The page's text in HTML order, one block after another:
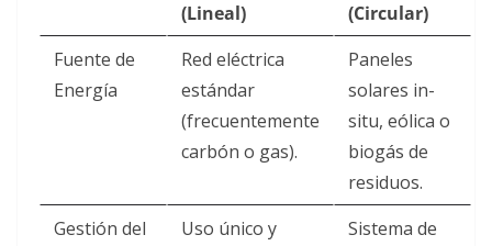
(Lineal)
(Circular)
Fuente de
Energía
Red eléctrica
estándar
(frecuentemente
carbón o gas).
Paneles
solares in-
situ, eólica o
biogás de
residuos.
Gestión del
Uso único y
Sistema de